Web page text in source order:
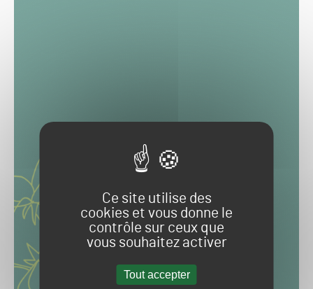
Ce site utilise des
cookies et vous donne le
contrôle sur ceux que
vous souhaitez activer
Tout accepter